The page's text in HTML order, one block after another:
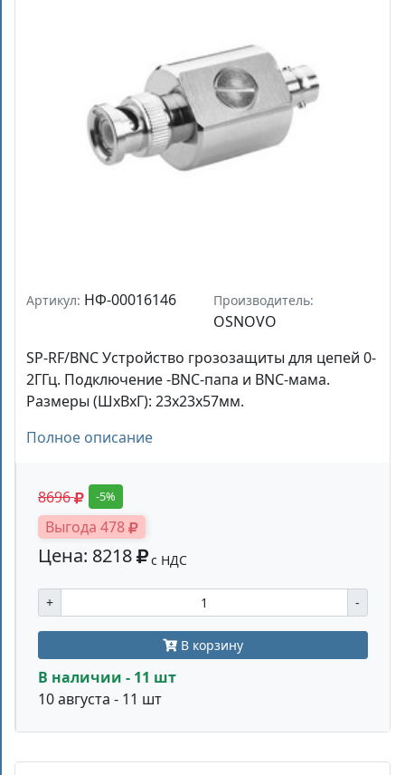
Артикул: НФ-00016146 Производитель:
OSNOVO
SP-RF/BNC Устройство грозозащиты для цепей 0-
2ГГц. Подключение -BNC-папа и BNC-мама.
Размеры (ШxВxГ): 23х23х57мм.
Полное описание
8696 -5%
Выгода 478
Цена: 8218 с НДС
+ -
В корзину
В наличии - 11 шт
10 августа - 11 шт